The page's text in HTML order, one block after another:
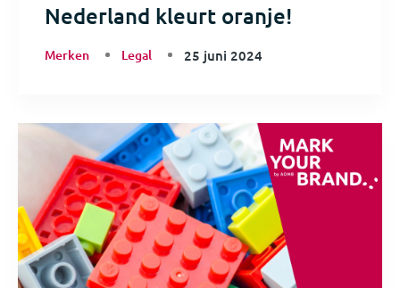
Nederland kleurt oranje!
Merken Legal 25 juni 2024